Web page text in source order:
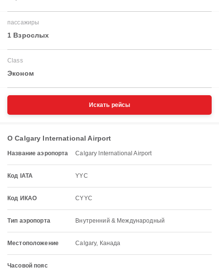
пассажиры
1 Взрослых
Class
Эконом
Искать рейсы
О Calgary International Airport
Название аэропорта Calgary International Airport
Код IATA YYC
Код ИКАО CYYC
Тип аэропорта Внутренний & Международный
Местоположение Calgary, Канада
Часовой пояс